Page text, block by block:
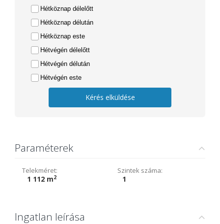
Hétköznap délelőtt
Hétköznap délután
Hétköznap este
Hétvégén délelőtt
Hétvégén délután
Hétvégén este
Kérés elküldése
Paraméterek
Telekméret:
1 112 m2
Szintek száma:
1
Ingatlan leírása